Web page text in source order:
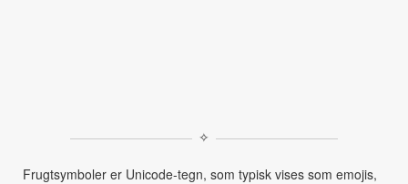
✧
Frugtsymboler er Unicode-tegn, som typisk vises som emojis,